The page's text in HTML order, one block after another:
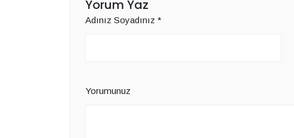
Yorum Yaz
Adınız Soyadınız *
Yorumunuz